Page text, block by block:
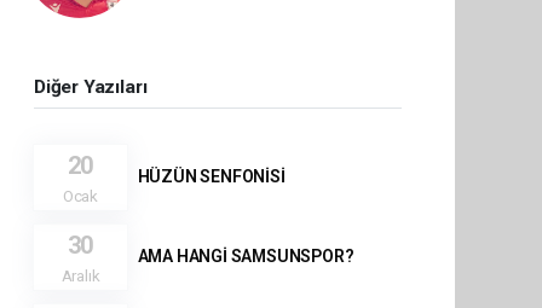
Diğer Yazıları
20
Ocak
HÜZÜN SENFONİSİ
30
Aralık
AMA HANGİ SAMSUNSPOR?